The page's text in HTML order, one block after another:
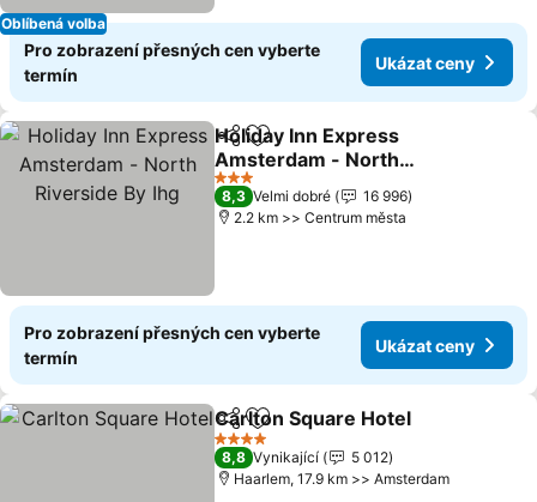
Oblíbená volba
Pro zobrazení přesných cen vyberte
termín
Ukázat ceny
SdíletPřidat na seznam oblíbených
Holiday Inn Express
Amsterdam - North
Riverside By Ihg
3 Počet hvězdiček
8,3 Velmi dobré
16 996
2.2 km >> Centrum města
Pro zobrazení přesných cen vyberte
termín
Ukázat ceny
SdíletPřidat na seznam oblíbených
Carlton Square Hotel
4 Počet hvězdiček
8,8 Vynikající
5 012
Haarlem, 17.9 km >> Amsterdam